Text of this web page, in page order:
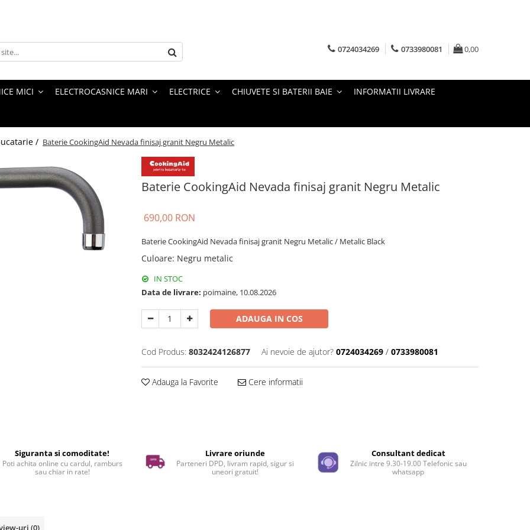
0724034269 0733980081 0,00
MICI ELECTROCASNICE MARI ELECTRICE CHIUVETE SI BATERII BAIE INFORMATII LIVRARE
/ Baterie CookingAid Nevada finisaj granit Negru Metalic
Baterie CookingAid Nevada finisaj granit Negru Metalic
690,00 RON
Baterie CookingAid Nevada finisaj granit Negru Metalic / Metalic Black
Culoare: Negru metalic
IN STOC
Data de livrare: poimaine, 10.08.2026
ADAUGA IN COS
Cod Produs: 8032424126877 Ai nevoie de ajutor? 0724034269 / 0733980081
Adauga la Favorite Cere informatii
Siguranta si comoditate!
Poti achita online cu cardul, ramburs
sau chiar in rate!
Livrare oriunde
Parteneri DPD, livram rapid, sigur si
uneori gratuit!
Consultant dedicat
Zilnic intre 9.30-19.00 Telefonic sau
whatsapp
uri (0)